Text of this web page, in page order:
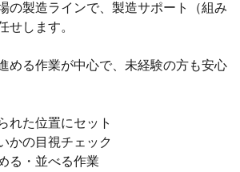
の製造ラインで、製造サポート（組み
せします。
める作業が中心で、未経験の方も安心
れた位置にセット
かの目視チェック
る・並べる作業